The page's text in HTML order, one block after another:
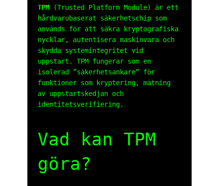
TPM (Trusted Platform Module) är ett
hårdvarubaserat säkerhetschip som
används för att säkra kryptografiska
nycklar, autentisera maskinvara och
skydda systemintegritet vid
uppstart. TPM fungerar som en
isolerad ”säkerhetsankare” för
funktioner som kryptering, mätning
av uppstartskedjan och
identitetsverifiering.
Vad kan TPM
göra?